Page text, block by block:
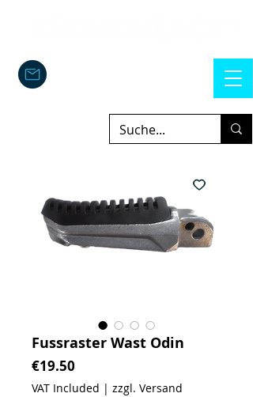
Fussraster Wast Odin
€19.50
VAT Included | zzgl. Versand